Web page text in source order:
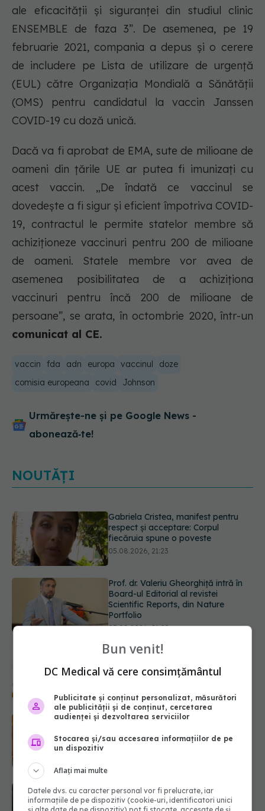
ale eficacității și siguranței din studiul clinic
ENSEMBLE de faza 3”. De asemenea, pe 19
februarie 2021, compania a depus și o cerere
de includere pe Lista de utilizare de urgență
(EUL) către Organizația Mondială a Sănătății
(OMS) pentru candidatul la vaccin Janssen
COVID-19 cu doză unică.
Dacă va fi aprobat de EMA, sute de milioane de
oameni din țările UE ar putea fi imunizați cu
acest vaccin. „De îndată ce vaccinul se
dovedește a fi sigur și eficient împotriva COVID-
19, contractul le permite statelor membre să
achiziționeze vaccinuri pentru 200 de milioane
de oameni. Statele membre vor avea de
asemenea posibilitatea de a achiziționa
vaccinuri pentru încă 200 de milioane de
persoane”, se arata, în octombrie 2020, într-un
comunicat al CE.
vaccin fda adn europa vaccinul
doze
comisia europeana
covid Johnson
Urmărește-ne și pe Google News -
abonează‑te!
NOUTĂȚI
Prof. dr. Valeriu Gheorghiță intră în
Board-ul Editorial al revistei
Scientific Reports, din Nature
Portfolio
Testul de 10 minute care poate
arăta dacă ai nevoie de statine,
chiar dacă ai colesterolul normal
05.08.2026, 19:42
Unde trebuie să ții pâinea când
usucă sau o umple de mucegai în
05.08.2026, 18:33
Primele 5 semne ale bolii Parkinson
pe care 80% dintre oameni le
ignoră. Nu e vorba doar despre
Gabriela Cristea, manifest pentru
respect și acceptare: Corpul
Bun venit!
DC Medical vă cere consimțământul
Publicitate și conținut personalizat, măsurători
ale publicității și de conținut, cercetarea
audienței și dezvoltarea serviciilor
Stocarea și/sau accesarea informațiilor de pe
un dispozitiv
Aflați mai multe
Datele dvs. cu caracter personal vor fi prelucrate, iar
informațiile de pe dispozitiv (cookie-uri, identificatori unici